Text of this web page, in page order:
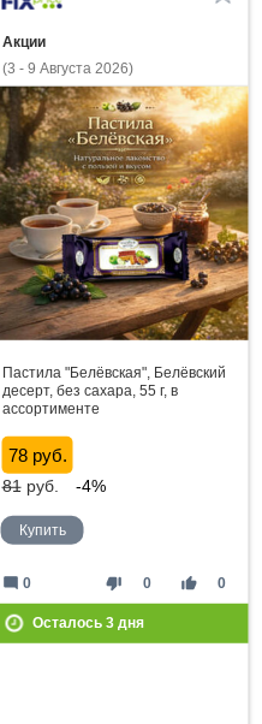
Акции
(3 - 9 Августа 2026)
Пастила "Белёвская", Белёвский
десерт, без сахара, 55 г, в
ассортименте
78 руб.
81руб. -4%
Купить
thumb_down 0 thumb_up 0
mode_comment 0
Осталось 3дня